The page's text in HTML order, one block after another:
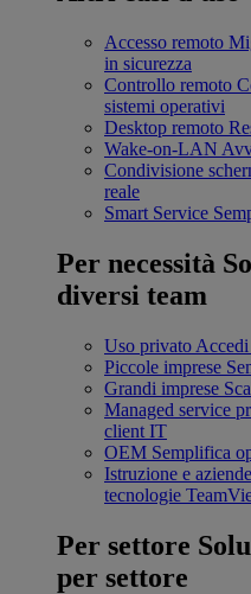
Accesso remoto
in sicurezza
Controllo remoto
sistemi operativi
Desktop remoto
Wake-on-LAN
Condivisione
reale
Smart Service
Per necessità
diversi team
Uso privato
Piccole imprese
Grandi imprese
Managed service
client IT
OEM Semplifica
Istruzione e
tecnologie
Per settore
per settore